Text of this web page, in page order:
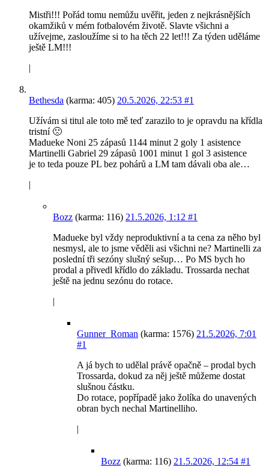
Mistři!!! Pořád tomu nemůžu uvěřit, jeden z nejkrásnějších
okamžiků v mém fotbalovém životě. Slavte všichni a
užívejme, zasloužíme si to ha těch 22 let!!! Za týden uděláme
ještě LM!!!
|
Bethesda (karma: 405) 20.5.2026, 22:53 #1
Užívám si titul ale toto mě teď zarazilo to je opravdu na křídla
tristní 🙁
Madueke Noni 25 zápasů 1144 minut 2 goly 1 asistence
Martinelli Gabriel 29 zápasů 1001 minut 1 gol 3 asistence
je to teda pouze PL bez pohárů a LM tam dávali oba ale…
|
Bozz (karma: 116) 21.5.2026, 1:12 #1
Madueke byl vždy neproduktivní a ta cena za něho byl
nesmysl, ale to jsme věděli asi všichni ne? Martinelli za
poslední tři sezóny slušný sešup… Po MS bych ho
prodal a přivedl křídlo do základu. Trossarda nechat
ještě na jednu sezónu do rotace.
|
Gunner_Roman (karma: 1576) 21.5.2026, 7:01
#1
A já bych to udělal právě opačně – prodal bych
Trossarda, dokud za něj ještě můžeme dostat
slušnou částku.
Do rotace, popřípadě jako žolíka do unavených
obran bych nechal Martinelliho.
|
Bozz (karma: 116) 21.5.2026, 12:54 #1